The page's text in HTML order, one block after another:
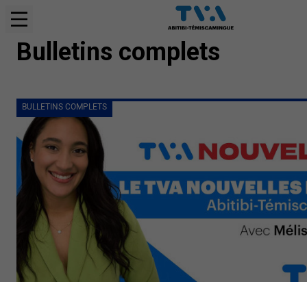
Bulletins complets
BULLETINS COMPLETS